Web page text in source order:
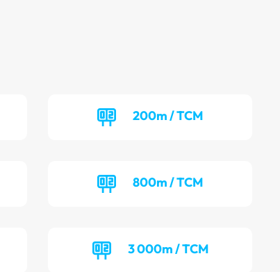
200m / TCM
800m / TCM
3 000m / TCM